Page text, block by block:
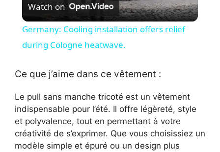
l
a
y
V
i
Watch on
Germany: Cooling installation offers relief
during Cologne heatwave.
Ce que j’aime dans ce vêtement :
Le pull sans manche tricoté est un vêtement
indispensable pour l’été. Il offre légèreté, style
et polyvalence, tout en permettant à votre
créativité de s’exprimer. Que vous choisissiez un
modèle simple et épuré ou un design plus